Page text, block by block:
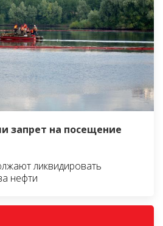
запрет на посещение
ликвидировать
нефти